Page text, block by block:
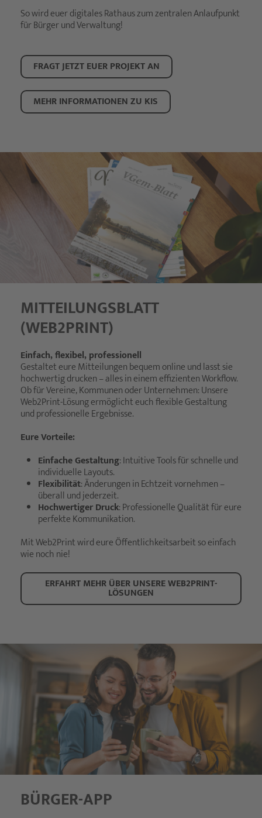
So wird euer digitales Rathaus zum zentralen Anlaufpunkt
für Bürger und Verwaltung!
FRAGT JETZT EUER PROJEKT AN
MEHR INFORMATIONEN ZU KIS
MITTEILUNGSBLATT
(WEB2PRINT)
Einfach, flexibel, professionell
Gestaltet eure Mitteilungen bequem online und lasst sie
hochwertig drucken – alles in einem effizienten Workflow.
Ob für Vereine, Kommunen oder Unternehmen: Unsere
Web2Print-Lösung ermöglicht euch flexible Gestaltung
und professionelle Ergebnisse.
Eure Vorteile:
Einfache Gestaltung: Intuitive Tools für schnelle und
individuelle Layouts.
Flexibilität: Änderungen in Echtzeit vornehmen –
überall und jederzeit.
Hochwertiger Druck: Professionelle Qualität für eure
perfekte Kommunikation.
Mit Web2Print wird eure Öffentlichkeitsarbeit so einfach
wie noch nie!
ERFAHRT MEHR ÜBER UNSERE WEB2PRINT-
LÖSUNGEN
BÜRGER-APP